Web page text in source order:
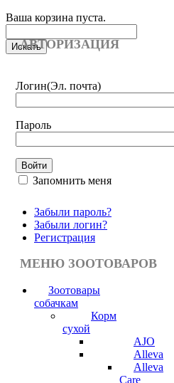
Ваша корзина пуста.
АВТОРИЗАЦИЯ
Логин(Эл. почта)
Пароль
Запомнить меня
Забыли пароль?
Забыли логин?
Регистрация
МЕНЮ ЗООТОВАРОВ
Зоотовары
собачкам
Корм
сухой
AJO
Alleva
Alleva
Care